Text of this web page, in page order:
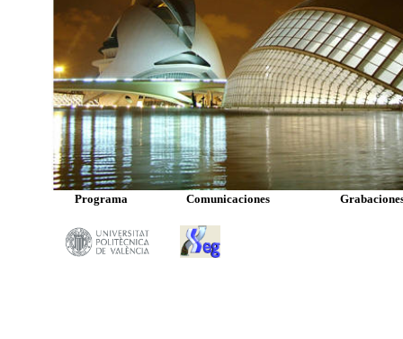
Programa Comunicaciones